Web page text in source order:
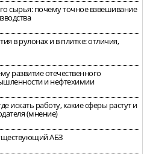
сырья: почему точное взвешивание
в рулонах и в плитке: отличия,
развитие отечественного
и нефтехимии
искать работу, какие сферы растут и
(мнение)
АБЗ